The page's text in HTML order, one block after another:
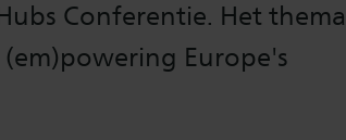
Conferentie. Het thema
Europe's